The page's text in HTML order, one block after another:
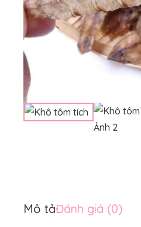
Mô tảĐánh giá (0)